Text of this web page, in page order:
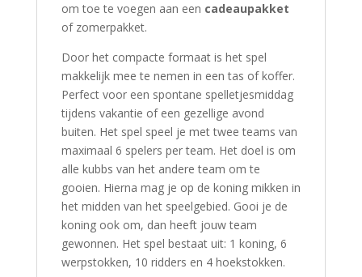
om toe te voegen aan een cadeaupakket
of zomerpakket.
Door het compacte formaat is het spel
makkelijk mee te nemen in een tas of koffer.
Perfect voor een spontane spelletjesmiddag
tijdens vakantie of een gezellige avond
buiten. Het spel speel je met twee teams van
maximaal 6 spelers per team. Het doel is om
alle kubbs van het andere team om te
gooien. Hierna mag je op de koning mikken in
het midden van het speelgebied. Gooi je de
koning ook om, dan heeft jouw team
gewonnen. Het spel bestaat uit: 1 koning, 6
werpstokken, 10 ridders en 4 hoekstokken.